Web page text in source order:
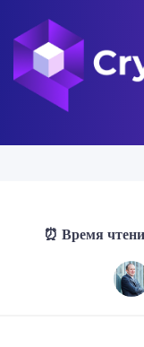
⏰ Время